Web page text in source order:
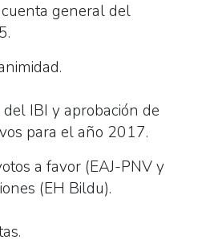
general del
IBI y aprobación de
para el año 2017.
a favor (EAJ-PNV y
(EH Bildu).